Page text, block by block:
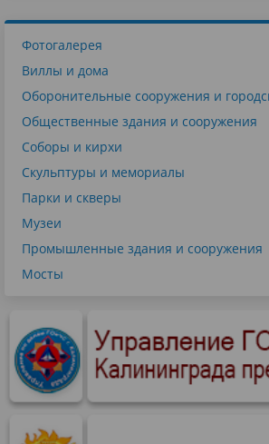
Фотогалерея
Виллы и дома
Оборонительные сооружения и
Общественные здания и сооружения
Соборы и кирхи
Скульптуры и мемориалы
Парки и скверы
Музеи
Промышленные здания и сооружения
Мосты